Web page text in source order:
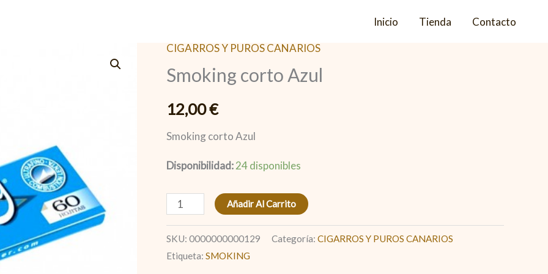
Inicio Tienda Contacto
CIGARROS Y PUROS CANARIOS
Smoking corto Azul
12,00€
Smoking corto Azul
Disponibilidad:24 disponibles
Smoking
corto
cantidad
Añadir Al Carrito
SKU: 0000000000129 Categoría: CIGARROS Y PUROS CANARIOS
Etiqueta: SMOKING